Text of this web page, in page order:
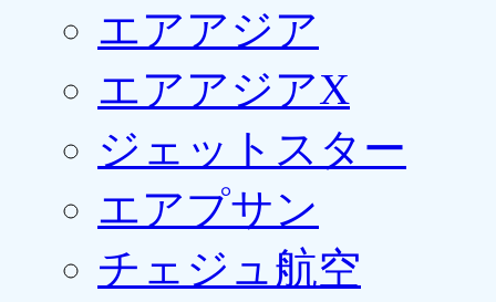
エアアジア
エアアジアX
ジェットスター
エアプサン
チェジュ航空